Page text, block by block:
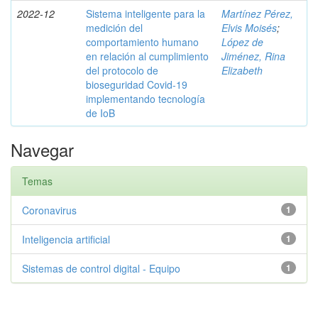
2022-12
Sistema inteligente para la
medición del
comportamiento humano
en relación al cumplimiento
del protocolo de
bioseguridad Covid-19
implementando tecnología
de IoB
Martínez Pérez,
Elvis Moisés;
López de
Jiménez, Rina
Elizabeth
Navegar
Temas
1
Coronavirus
1
Inteligencia artificial
1
Sistemas de control digital - Equipo